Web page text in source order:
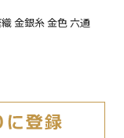
金銀糸 金色 六通